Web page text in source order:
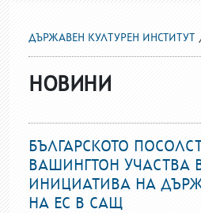
ДЪРЖАВЕН КУЛТУРЕН ИНСТИТУТ
НОВИНИ
БЪЛГАРСКОТО
ВАШИНГТОН УЧАСТВА
ИНИЦИАТИВА НА
НА ЕС В САЩ